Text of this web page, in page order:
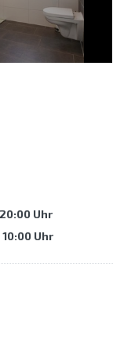
Uhr
Uhr